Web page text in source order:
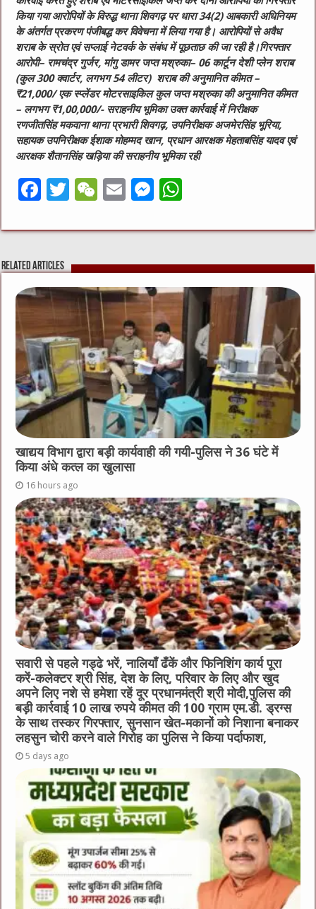
किया गयाआरोपियों के विरुद्ध थाना शिवगढ़ पर धारा 34(2) आबकारी अधिनियम
के अंतर्गत प्रकरण पंजीबद्ध कर विवेचना में लिया गया है। आरोपियों से अवैध
शराब के स्रोत एवं सप्लाई नेटवर्क के संबंध में पूछताछ की जा रही है।गिरफ्तार
आरोपी– रामचंद्र गुर्जर, मांगु डामरजप्त मश्रुका– 06 कार्टून देशी प्लेन शराब
(कुल 300 क्वार्टर, लगभग 54 लीटर) शराब की अनुमानित कीमत –
₹21,000/एक स्प्लेंडर मोटरसाइकिलकुल जप्त मश्रुका की अनुमानित कीमत
– लगभग ₹1,00,000/- सराहनीय भूमिकाउक्त कार्रवाई में निरीक्षक
रणजीतसिंह मकवाना थाना प्रभारी शिवगढ़, उपनिरीक्षक अजमेरसिंह भूरिया,
सहायक उपनिरीक्षक ईशाक मोहम्मद खान, प्रधान आरक्षक मेहताबसिंह यादव एवं
आरक्षक शैतानसिंह खड़िया की सराहनीय भूमिका रही
F
c
e
b
o
o
k
T
it
te
r
W
C
h
at
E
ai
l
M
ss
e
n
g
er
at
s
A
p
p
Related Articles
खाद्यय विभाग द्वारा बड़ी कार्यवाही की गयी-पुलिस ने 36 घंटे में
किया अंधे कत्ल का खुलासा
16 hours ago
सवारी से पहले गड्ढे भरें, नालियाँ ढँकें और फिनिशिंग कार्य पूरा
करें-कलेक्टर श्री सिंह, देश के लिए, परिवार के लिए और खुद
अपने लिए नशे से हमेशा रहें दूर प्रधानमंत्री श्री मोदी,पुलिस की
बड़ी कार्रवाई 10 लाख रुपये कीमत की 100 ग्राम एम.डी. ड्रग्स
के साथ तस्कर गिरफ्तार, सुनसान खेत-मकानों को निशाना बनाकर
लहसुन चोरी करने वाले गिरोह का पुलिस ने किया पर्दाफाश,
5 days ago